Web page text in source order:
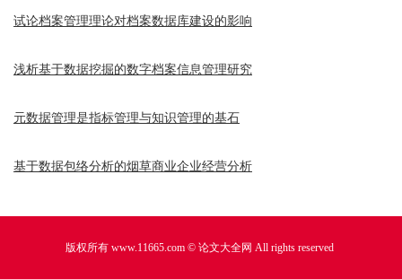
试论档案管理理论对档案数据库建设的影响
浅析基于数据挖掘的数字档案信息管理研究
元数据管理是指标管理与知识管理的基石
基于数据包络分析的烟草商业企业经营分析
版权所有 www.11665.com © 论文大全网 All rights reserved